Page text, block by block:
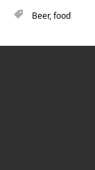
Beer,food